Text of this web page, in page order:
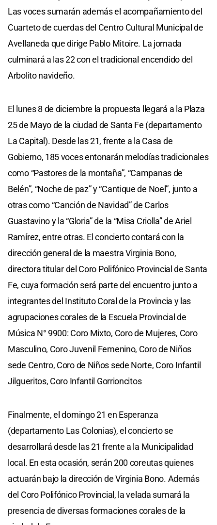
Las voces sumarán además el acompañamiento del
Cuarteto de cuerdas del Centro Cultural Municipal de
Avellaneda que dirige Pablo Mitoire. La jornada
culminará a las 22 con el tradicional encendido del
Arbolito navideño.
El lunes 8 de diciembre la propuesta llegará a la Plaza
25 de Mayo de la ciudad de Santa Fe (departamento
La Capital). Desde las 21, frente a la Casa de
Gobierno, 185 voces entonarán melodías tradicionales
como “Pastores de la montaña”, “Campanas de
Belén”, “Noche de paz” y “Cantique de Noel”, junto a
otras como “Canción de Navidad” de Carlos
Guastavino y la “Gloria” de la “Misa Criolla” de Ariel
Ramírez, entre otras. El concierto contará con la
dirección general de la maestra Virginia Bono,
directora titular del Coro Polifónico Provincial de Santa
Fe, cuya formación será parte del encuentro junto a
integrantes del Instituto Coral de la Provincia y las
agrupaciones corales de la Escuela Provincial de
Música N° 9900: Coro Mixto, Coro de Mujeres, Coro
Masculino, Coro Juvenil Femenino, Coro de Niños
sede Centro, Coro de Niños sede Norte, Coro Infantil
Jilgueritos, Coro Infantil Gorrioncitos
Finalmente, el domingo 21 en Esperanza
(departamento Las Colonias), el concierto se
desarrollará desde las 21 frente a la Municipalidad
local. En esta ocasión, serán 200 coreutas quienes
actuarán bajo la dirección de Virginia Bono. Además
del Coro Polifónico Provincial, la velada sumará la
presencia de diversas formaciones corales de la